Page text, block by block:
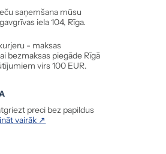
saņemšana mūsu
iela 104, Rīga.
- maksas
bezmaksas piegāde Rīgā
virs 100 EUR.
preci bez papildus
vairāk ↗